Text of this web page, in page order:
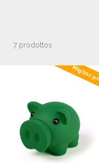
7 prodottos
Miglior